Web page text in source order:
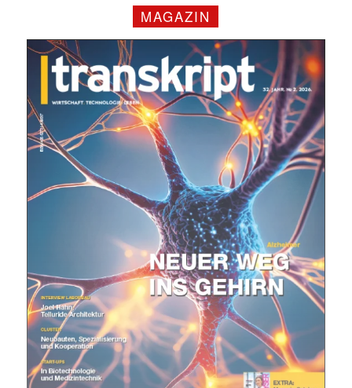
Mit dem |transkript-Newsletter
jede Woche aktuell informiert.
E-
Mail
(erforderlich)
MAGAZIN